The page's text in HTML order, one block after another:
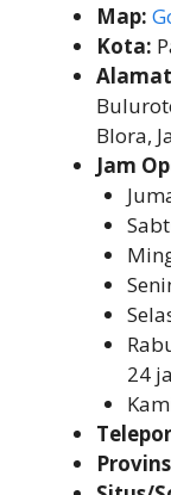
Map:
Kota:
Blora,
Jam
24